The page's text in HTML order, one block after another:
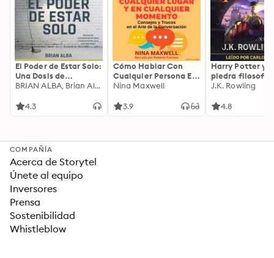
El Poder de Estar Solo:
Una Dosis de
Motivación
Ideas Revolucionarias
BRIAN ALBA, Brian Alba
4.3
Cómo Hablar Con
Cualquier Persona En
Cualquier Lugar Y En
Nina Maxwell
3.9
Harry Potter y
piedra filosofal
J.K. Rowling
4.8
COMPAÑÍA
Acerca de Storytel
Únete al equipo
Inversores
Prensa
Sostenibilidad
Whistleblow